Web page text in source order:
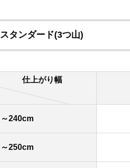
スタンダード(3つ山)
仕上がり幅
～240cm
～250cm